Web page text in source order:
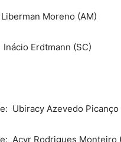
Moreno (AM)
Inácio Erdtmann (SC)
Ubiracy Azevedo Picanço
Acyr Rodrigues Monteiro